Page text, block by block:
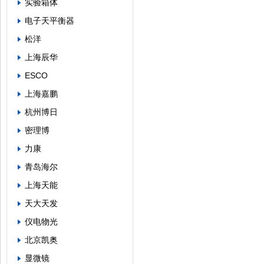
实验箱体
电子天平衡器
松洋
上海辰华
ESCO
上海嘉鹏
杭州博日
密理博
力康
青岛海尔
上海天能
天大天发
仪电物光
北京凯奥
显微镜